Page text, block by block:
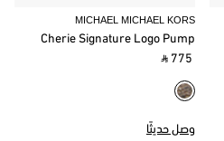
MICHAEL MICHAEL KORS
Cherie Signature Logo Pump
‎ ⃁ 775 ‎
وصل حديثًا